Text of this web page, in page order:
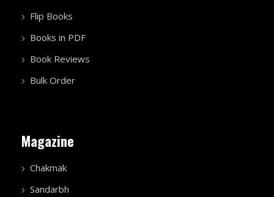
Flip Books
Books in PDF
Book Reviews
Bulk Order
Magazine
Chakmak
Sandarbh